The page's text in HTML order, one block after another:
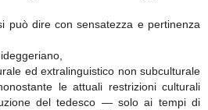
può dire con sensatezza e pertinenza
ed extralinguistico non subculturale
le attuali restrizioni culturali
del tedesco — solo ai tempi di